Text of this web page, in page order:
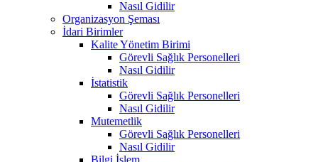
Nasıl Gidilir
Organizasyon Şeması
İdari Birimler
Kalite Yönetim Birimi
Görevli Sağlık Personelleri
Nasıl Gidilir
İstatistik
Görevli Sağlık Personelleri
Nasıl Gidilir
Mutemetlik
Görevli Sağlık Personelleri
Nasıl Gidilir
Bilgi İşlem